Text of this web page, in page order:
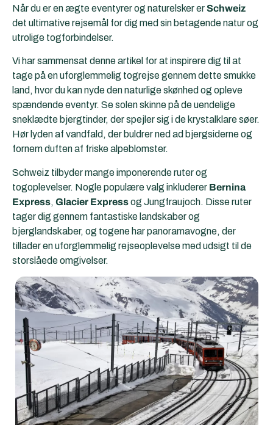
Når du er en ægte eventyrer og naturelsker erSchweiz
det ultimative rejsemål for dig med sin betagende natur og
utrolige togforbindelser.
Vi har sammensat denne artikel for at inspirere dig til at
tage på en uforglemmelig togrejse gennem dette smukke
land, hvor du kan nyde den naturlige skønhed og opleve
spændende eventyr. Se solen skinne på de uendelige
sneklædte bjergtinder, der spejler sig i de krystalklare søer.
Hør lyden af vandfald, der buldrer ned ad bjergsiderne og
fornem duften af friske alpeblomster.
Schweiz tilbyder mange imponerende ruter og
togoplevelser. Nogle populære valg inkluderer Bernina
Express, Glacier Expressog Jungfraujoch. Disse ruter
tager dig gennem fantastiske landskaber og
bjerglandskaber, og togene har panoramavogne, der
tillader en uforglemmelig rejseoplevelse med udsigt til de
storslåede omgivelser.